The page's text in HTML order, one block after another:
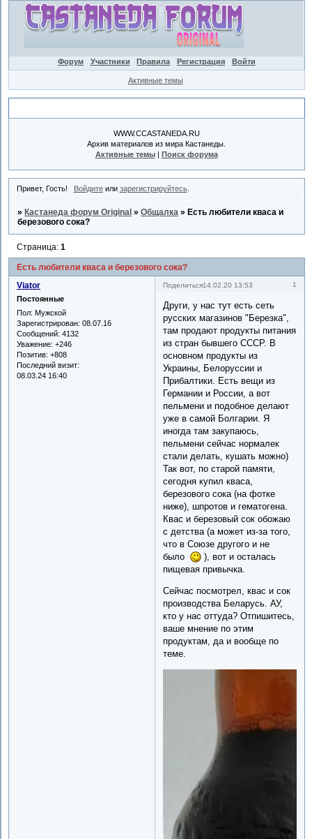
Форум Участники Правила Регистрация Войти
Активные темы
WWW.CCASTANEDA.RU
Архив материалов из мира Кастанеды.
Активные темы| Поиск форума
Привет, Гость! Войдитеили зарегистрируйтесь.
» Кастанеда форум Original »Общалка » Есть любители кваса и
березового сока?
Есть любители кваса и березового сока?
Страница:1
Поделиться 1
14.02.20 13:53
Viator
Постоянные
Пол: Мужской
Зарегистрирован: 08.07.16
Сообщений: 4132
Уважение: +246
Позитив: +808
Последний визит:
08.03.24 16:40
Други, у нас тут есть сеть
русских магазинов "Березка",
там продают продукты питания
из стран бывшего СССР. В
основном продукты из
Украины, Белоруссии и
Прибалтики. Есть вещи из
Германии и России, а вот
пельмени и подобное делают
уже в самой Болгарии. Я
иногда там закупаюсь,
пельмени сейчас нормалек
стали делать, кушать можно)
Так вот, по старой памяти,
сегодня купил кваса,
березового сока (на фотке
ниже), шпротов и гематогена.
Квас и березовый сок обожаю
с детства (а может из-за того,
что в Союзе другого и не
было
), вот и осталась
пищевая привычка.
Сейчас посмотрел, квас и сок
производства Беларусь. АУ,
кто у нас оттуда? Отпишитесь,
ваше мнение по этим
продуктам, да и вообще по
теме.